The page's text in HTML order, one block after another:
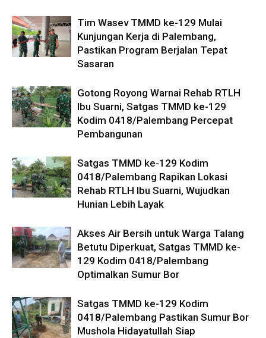
Tim Wasev TMMD ke-129 Mulai
Kunjungan Kerja di Palembang,
Pastikan Program Berjalan Tepat
Sasaran
Gotong Royong Warnai Rehab RTLH
Ibu Suarni, Satgas TMMD ke-129
Kodim 0418/Palembang Percepat
Pembangunan
Satgas TMMD ke-129 Kodim
0418/Palembang Rapikan Lokasi
Rehab RTLH Ibu Suarni, Wujudkan
Hunian Lebih Layak
Akses Air Bersih untuk Warga Talang
Betutu Diperkuat, Satgas TMMD ke-
129 Kodim 0418/Palembang
Optimalkan Sumur Bor
Satgas TMMD ke-129 Kodim
0418/Palembang Pastikan Sumur Bor
Mushola Hidayatullah Siap